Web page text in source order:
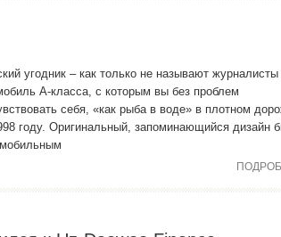
угодник – как только не называют журналисты
А-класса, с которым вы без проблем
себя, «как рыба в воде» в плотном
году. Оригинальный, запоминающийся дизайн